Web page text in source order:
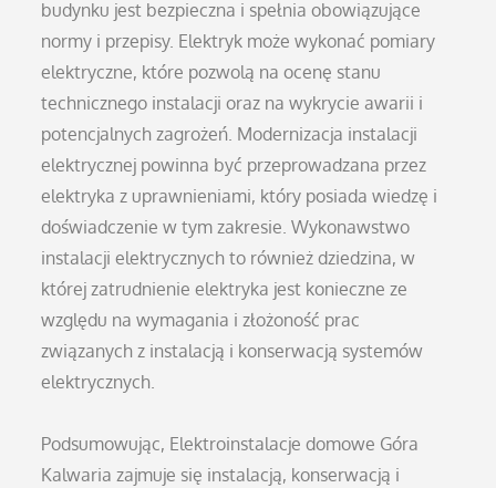
budynku jest bezpieczna i spełnia obowiązujące
normy i przepisy. Elektryk może wykonać pomiary
elektryczne, które pozwolą na ocenę stanu
technicznego instalacji oraz na wykrycie awarii i
potencjalnych zagrożeń. Modernizacja instalacji
elektrycznej powinna być przeprowadzana przez
elektryka z uprawnieniami, który posiada wiedzę i
doświadczenie w tym zakresie. Wykonawstwo
instalacji elektrycznych to również dziedzina, w
której zatrudnienie elektryka jest konieczne ze
względu na wymagania i złożoność prac
związanych z instalacją i konserwacją systemów
elektrycznych.
Podsumowując, Elektroinstalacje domowe Góra
Kalwaria zajmuje się instalacją, konserwacją i